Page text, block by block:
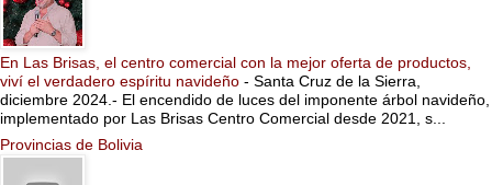
En Las Brisas, el centro comercial con la mejor oferta de productos,
viví el verdadero espíritu navideño - Santa Cruz de la Sierra,
diciembre 2024.- El encendido de luces del imponente árbol navideño,
implementado por Las Brisas Centro Comercial desde 2021, s...
Provincias de Bolivia